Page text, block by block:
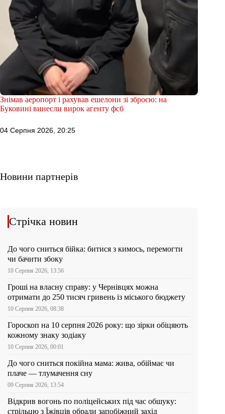
Знімав аеропорт і рахував ешелони зі зброєю: на
Буковині винесли вирок агенту фсб
04 Серпня 2026, 20:25
Новини партнерів
Стрічка новин
До чого сниться бійка: битися з кимось, перемогти
чи бачити збоку
10 Серпня 2026, 13:56
Гроші на власну справу: у Чернівцях можна
отримати до 250 тисяч гривень із міського бюджету
10 Серпня 2026, 08:38
Гороскоп на 10 серпня 2026 року: що зірки обіцяють
кожному знаку зодіаку
10 Серпня 2026, 00:01
До чого сниться покійна мама: жива, обіймає чи
плаче — тлумачення сну
09 Серпня 2026, 13:54
Відкрив вогонь по поліцейських під час обшуку:
стрільцю з Їжівців обрали запобіжний захід